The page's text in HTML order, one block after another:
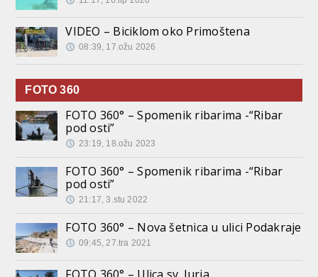
VIDEO – Biciklom oko Primoštena
08:39, 17.ožu 2026
FOTO 360
FOTO 360° – Spomenik ribarima -“Ribar
pod osti”
23:19, 18.ožu 2023
FOTO 360° – Spomenik ribarima -“Ribar
pod osti”
21:17, 3.stu 2022
FOTO 360° – Nova šetnica u ulici Podakraje
09:45, 27.tra 2021